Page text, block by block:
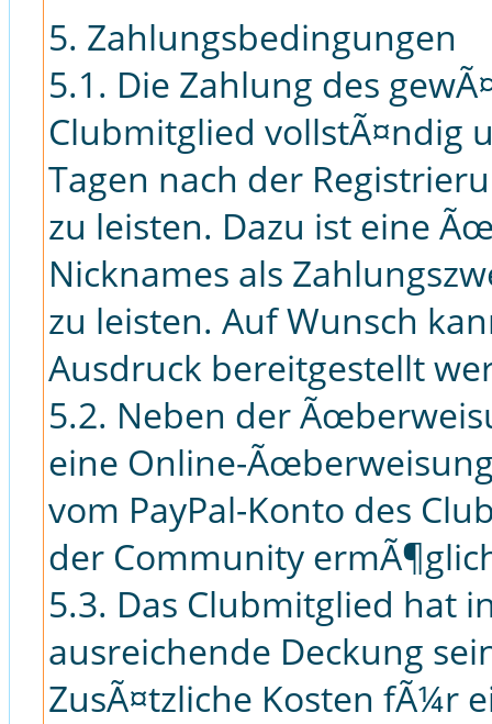
5. Zahlungsbedingungen
5.1. Die Zahlung des
Clubmitglied vollstÃ¤ndig
Tagen nach der
zu leisten. Dazu ist eine
Nicknames als
zu leisten. Auf Wunsch
Ausdruck bereitgestellt
5.2. Neben der
eine Online-
vom PayPal-Konto des
der Community
5.3. Das Clubmitglied hat
ausreichende Deckung
ZusÃ¤tzliche Kosten fÃ¼r